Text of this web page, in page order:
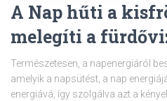
A Nap hűti a
melegíti a
Természetesen, a napenergiáról
amelyik a napsütést, a nap
energiává, így szolgálva azt a